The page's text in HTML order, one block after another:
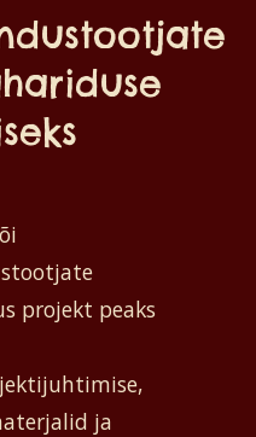
projekt peaks
ja